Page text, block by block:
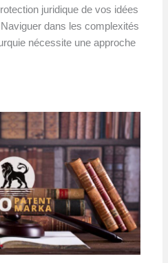
juridique de vos idées
dans les complexités
nécessite une approche